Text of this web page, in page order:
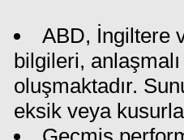
ABD, İngiltere
bilgileri,
oluşmaktadır.
eksik veya